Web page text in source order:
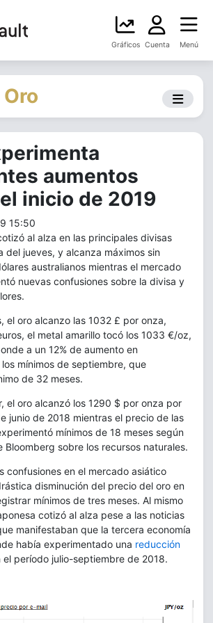
Gráficos Cuenta Menú
aumentos
inicio de 2019
15:50
al alza en las principales divisas
del jueves, y alcanza máximos sin
australianos mientras el mercado
nuevas confusiones sobre la divisa y
el oro alcanzo las 1032 £ por onza,
el metal amarillo tocó los 1033 €/oz,
a un 12% de aumento en
mínimos de septiembre, que
de 32 meses.
el oro alcanzó los 1290 $ por onza por
junio de 2018 mientras el precio de las
mínimos de 18 meses según
Bloomberg sobre los recursos naturales.
confusiones en el mercado asiático
disminución del precio del oro en
mínimos de tres meses. Al mismo
cotizó al alza pese a las noticias
manifestaban que la tercera economía
había experimentado una reducción
el período julio-septiembre de 2018.